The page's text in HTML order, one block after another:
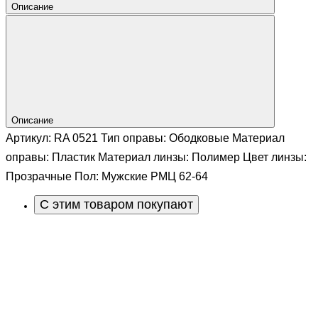
Описание
Описание
Артикул: RA 0521 Тип оправы: Ободковые Материал
оправы: Пластик Материал линзы: Полимер Цвет линзы:
Прозрачные Пол: Мужские РМЦ 62-64
С этим товаром покупают